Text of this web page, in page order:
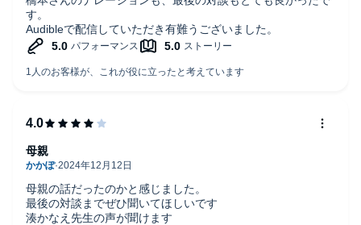
1冊の中にこれほど長い物語が描かれていることに、新鮮な
驚きを感じました。
す。
Audibleで配信していただき有難うございました。
母親の話だったのかと感じました。
最後の対談までぜひ聞いてほしいです
湊かなえ先生の声が聞けます
母親